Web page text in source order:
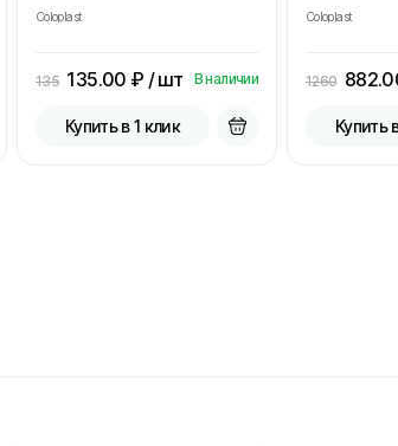
Coloplast
135 135.00 ₽ / шт В наличии
Купить в 1 клик
Coloplast
1260
Купить